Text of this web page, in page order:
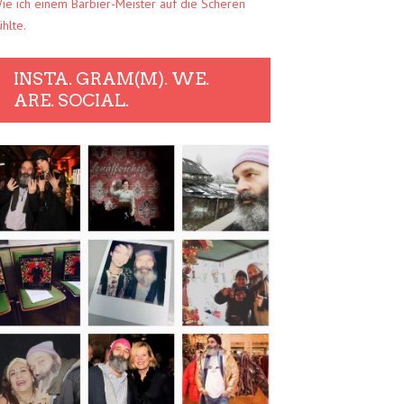
ich einem Barbier-Meister auf die Scheren
INSTA. GRAM(M). WE.
ARE. SOCIAL.